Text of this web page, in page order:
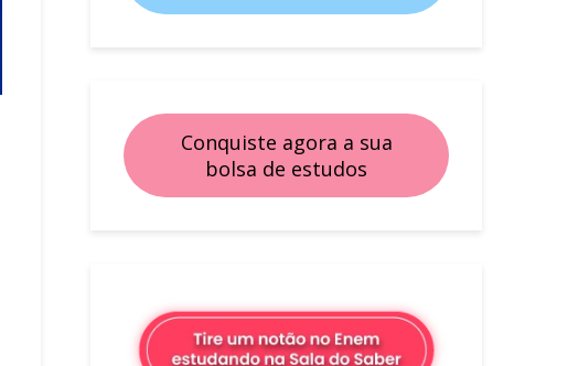
Conquiste agora a sua
bolsa de estudos